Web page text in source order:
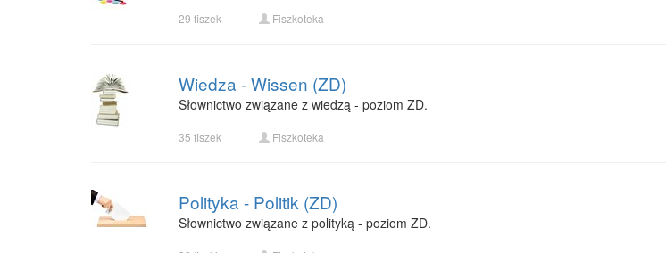
29 fiszek Fiszkoteka
Wiedza - Wissen (ZD)
Słownictwo związane z wiedzą - poziom ZD.
35 fiszek Fiszkoteka
Polityka - Politik (ZD)
Słownictwo związane z polityką - poziom ZD.